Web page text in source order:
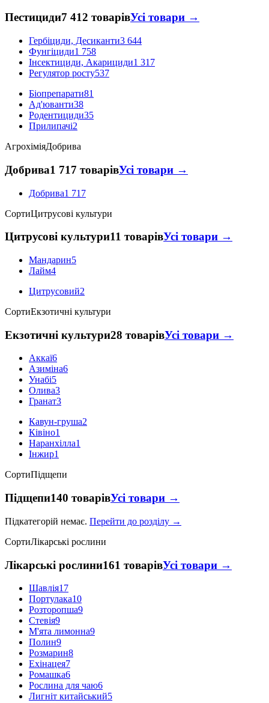
Пестициди7 412 товарівУсі товари →
Гербіциди, Десиканти3 644
Фунгіциди1 758
Інсектициди, Акарициди1 317
Регулятор росту537
Біопрепарати81
Ад'юванти38
Родентициди35
Прилипачі2
АгрохіміяДобрива
Добрива1 717 товарівУсі товари →
Добрива1 717
СортиЦитрусові культури
Цитрусові культури11 товарівУсі товари →
Мандарин5
Лайм4
Цитрусовий2
СортиЕкзотичні культури
Екзотичні культури28 товарівУсі товари →
Аккаї6
Азиміна6
Унабі5
Олива3
Гранат3
Кавун-груша2
Ківіно1
Наранхілла1
Інжир1
СортиПідщепи
Підщепи140 товарівУсі товари →
Підкатегорій немає. Перейти до розділу →
СортиЛікарські рослини
Лікарські рослини161 товарівУсі товари →
Шавлія17
Портулака10
Розторопша9
Стевія9
М'ята лимонна9
Полин9
Розмарин8
Ехінацея7
Ромашка6
Рослина для чаю6
Лигніт китайський5